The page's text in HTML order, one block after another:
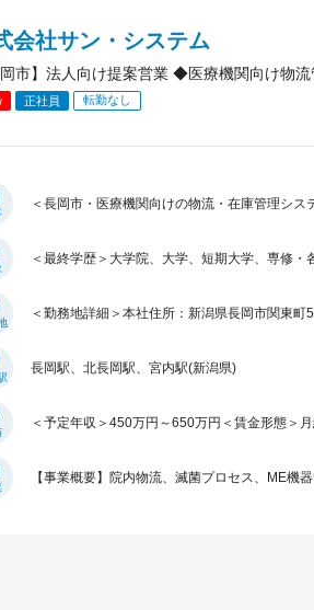
会社サン・システム
岡市】法人向け提案営業 ◆医療機関向け物
正社員 転勤なし
＜長岡市・医療機関向けの物流・在庫管理シ
＜最終学歴＞大学院、大学、短期大学、専修
＜勤務地詳細＞本社住所：新潟県長岡市関東
長岡駅、北長岡駅、宮内駅(新潟県)
＜予定年収＞450万円～650万円＜賃金形態＞
【事業概要】院内物流、滅菌プロセス、ME機